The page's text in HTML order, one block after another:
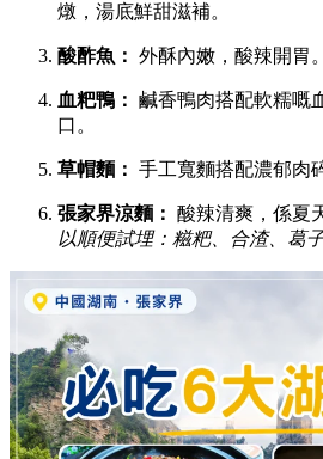
燉，湯底鮮甜滋補。
酸酢魚： 外酥內嫩，酸辣開胃。
血粑鴨： 鹹香鴨肉搭配軟糯嘅
口。
草帽麵： 手工寬麵搭配濃郁肉
張家界涼麵： 酸辣清爽，係夏
以順便試埋：糍粑、合渣、葛